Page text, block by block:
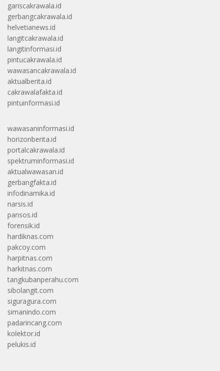
gariscakrawala.id
gerbangcakrawala.id
helvetianews.id
langitcakrawala.id
langitinformasi.id
pintucakrawala.id
wawasancakrawala.id
aktualberita.id
cakrawalafakta.id
pintuinformasi.id
wawasaninformasi.id
horizonberita.id
portalcakrawala.id
spektruminformasi.id
aktualwawasan.id
gerbangfakta.id
infodinamika.id
narsis.id
pansos.id
forensik.id
hardiknas.com
pakcoy.com
harpitnas.com
harkitnas.com
tangkubanperahu.com
sibolangit.com
siguragura.com
simanindo.com
padarincang.com
kolektor.id
pelukis.id